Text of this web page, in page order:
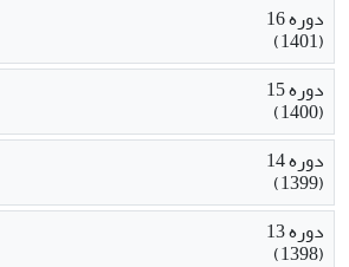
دوره 16
(1401)
دوره 15
(1400)
دوره 14
(1399)
دوره 13
(1398)